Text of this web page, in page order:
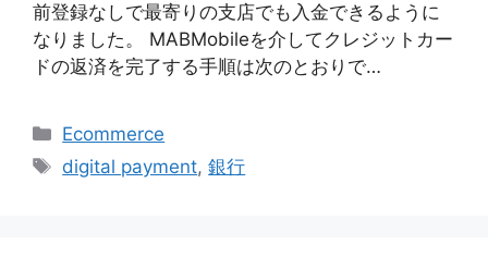
前登録なしで最寄りの支店でも入金できるように
なりました。 MABMobileを介してクレジットカー
ドの返済を完了する手順は次のとおりで…
Categories
Ecommerce
Tags
digital payment,銀行